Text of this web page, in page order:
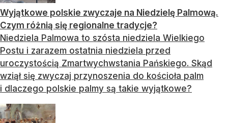
Wyjątkowe polskie zwyczaje na Niedzielę Palmową.
Czym różnią się regionalne tradycje?
Niedziela Palmowa to szósta niedziela Wielkiego
Postu i zarazem ostatnia niedziela przed
uroczystością Zmartwychwstania Pańskiego. Skąd
wziął się zwyczaj przynoszenia do kościoła palm
i dlaczego polskie palmy są takie wyjątkowe?